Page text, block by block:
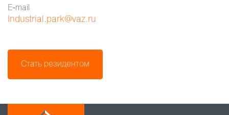
E-mail
Industrial.park@vaz.ru
Стать резидентом